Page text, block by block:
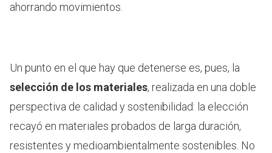
ahorrando movimientos.
Un punto en el que hay que detenerse es, pues, la
selección de los materiales, realizada en una doble
perspectiva de calidad y sostenibilidad: la elección
recayó en materiales probados de larga duración,
resistentes y medioambientalmente sostenibles. No